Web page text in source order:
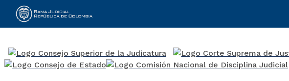
Rama Judicial